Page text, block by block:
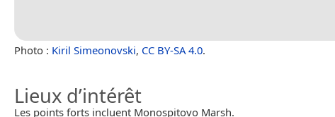
Photo : Kiril Simeonovski, CC BY-SA 4.0.
Lieux d’intérêt
Les points forts incluent Monospitovo Marsh.